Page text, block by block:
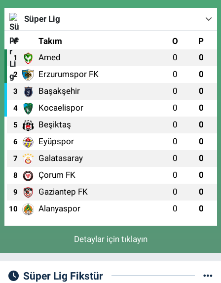
Süper Lig
# Takım O P
1 Amed 0 0
2 Erzurumspor FK 0 0
3 Başakşehir 0 0
4 Kocaelispor 0 0
5 Beşiktaş 0 0
6 Eyüpspor 0 0
7 Galatasaray 0 0
8 Çorum FK 0 0
9 Gaziantep FK 0 0
10 Alanyaspor 0 0
Detaylar için tıklayın
Süper Lig Fikstür